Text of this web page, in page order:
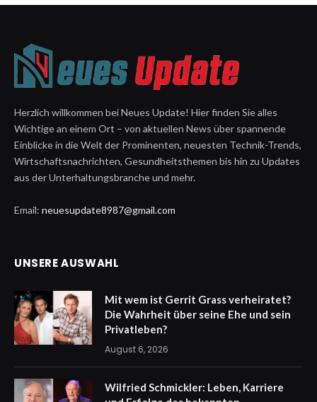
Herzlich willkommen bei Neues Update! Hier finden Sie alles
Wichtige an einem Ort – von aktuellen News über spannende
Einblicke in die Welt der Prominenten, neuesten Technik-Trends,
Wirtschaftsnachrichten, Gesundheitsthemen bis hin zu Updates
aus der Unterhaltungsbranche und mehr.
Email: neuesupdate8987@gmail.com
UNSERE AUSWAHL
Mit wem ist Gerrit Grass verheiratet?
Die Wahrheit über seine Ehe und sein
Privatleben?
August 6, 2026
Wilfried Schmickler: Leben, Karriere